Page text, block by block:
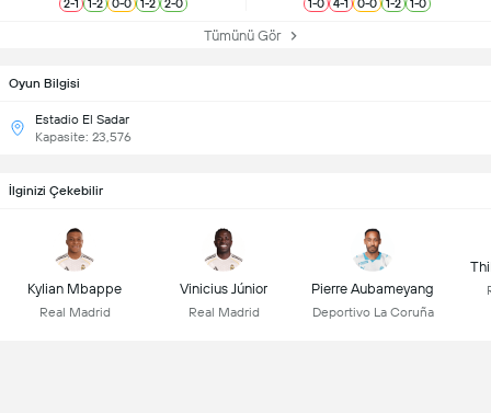
Oyun Bilgisi
Estadio El Sadar
Kapasite: 23,576
2-1 1-2 0-0 1-2 2-0 1-0 4-1 0-0 1-2 1-0
Tümünü Gör
İlginizi Çekebilir
Kylian Mbappe
Real Madrid
Vinicius Júnior
Real Madrid
Pierre Aubameyang
Deportivo La Coruña